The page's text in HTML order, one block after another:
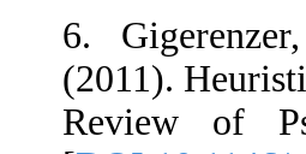
6.
(2011).
Review of